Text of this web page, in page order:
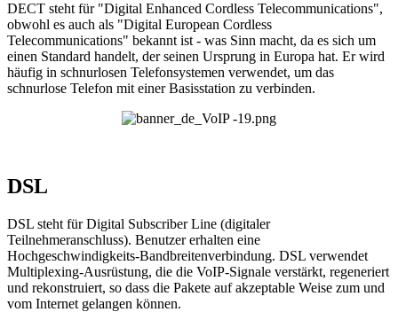
DECT steht für "Digital Enhanced Cordless Telecommunications",
obwohl es auch als "Digital European Cordless
Telecommunications" bekannt ist - was Sinn macht, da es sich um
einen Standard handelt, der seinen Ursprung in Europa hat. Er wird
häufig in schnurlosen Telefonsystemen verwendet, um das
schnurlose Telefon mit einer Basisstation zu verbinden.
DSL
DSL steht für Digital Subscriber Line (digitaler
Teilnehmeranschluss). Benutzer erhalten eine
Hochgeschwindigkeits-Bandbreitenverbindung. DSL verwendet
Multiplexing-Ausrüstung, die die VoIP-Signale verstärkt, regeneriert
und rekonstruiert, so dass die Pakete auf akzeptable Weise zum und
vom Internet gelangen können.